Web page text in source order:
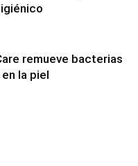
remueve bacterias
la piel